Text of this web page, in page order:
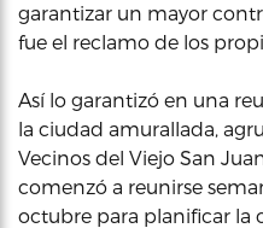
garantizar un mayor
fue el reclamo de los
Así lo garantizó en una
la ciudad amurallada,
Vecinos del Viejo San
comenzó a reunirse
octubre para planificar la